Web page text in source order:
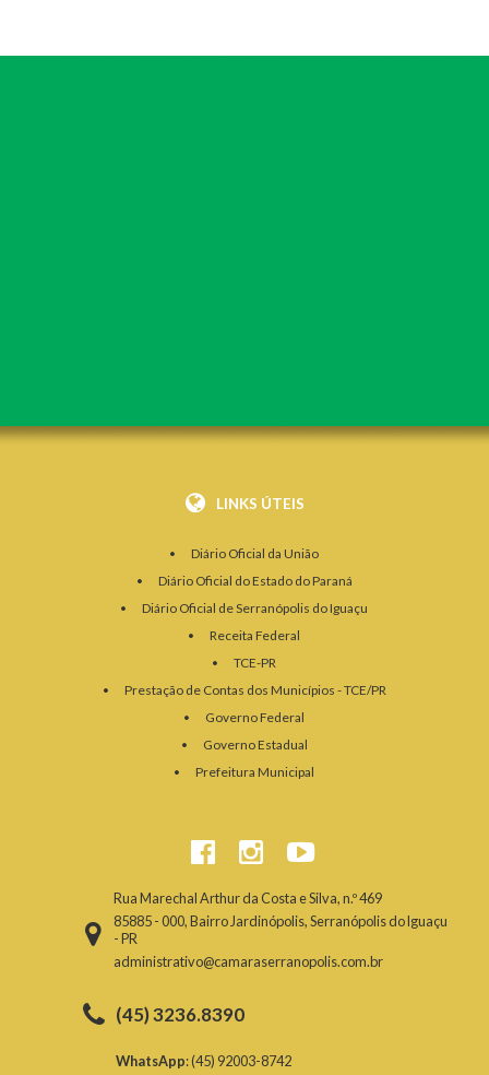
LINKS ÚTEIS
Diário Oficial da União
Diário Oficial do Estado do Paraná
Diário Oficial de Serranópolis do Iguaçu
Receita Federal
TCE-PR
Prestação de Contas dos Municípios - TCE/PR
Governo Federal
Governo Estadual
Prefeitura Municipal
Rua Marechal Arthur da Costa e Silva, n.º 469
85885 - 000, Bairro Jardinópolis, Serranópolis do Iguaçu
- PR
administrativo@camaraserranopolis.com.br
(45) 3236.8390
WhatsApp: (45) 92003-8742